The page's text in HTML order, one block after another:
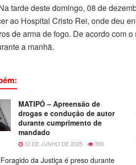
tarde deste domingo, 08 de
ao Hospital Cristo Rei, onde deu
de arma de fogo. De acordo com
a manhã.
MATIPÓ – Apreensão de
drogas e condução de autor
durante cumprimento de
mandado
12 DE JUNHO DE 2025 399
da Justiça é preso durante